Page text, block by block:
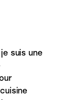
suis une